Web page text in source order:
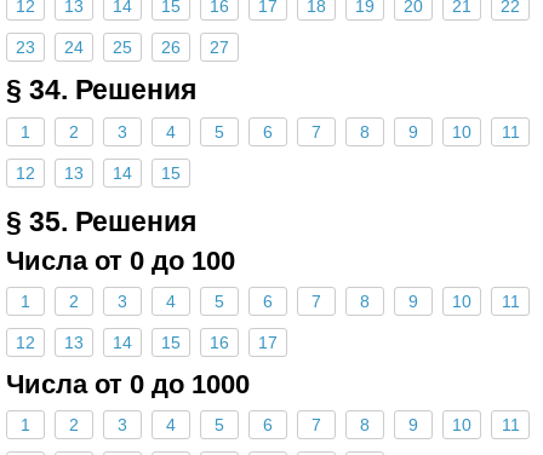
12 13 14 15 16 17 18 19 20 21 22
23 24 25 26 27
§ 34. Решения
1 2 3 4 5 6 7 8 9 10 11
12 13 14 15
§ 35. Решения
Числа от 0 до 100
1 2 3 4 5 6 7 8 9 10 11
12 13 14 15 16 17
Числа от 0 до 1000
1 2 3 4 5 6 7 8 9 10 11